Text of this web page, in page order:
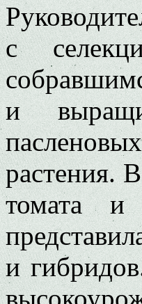
с
и
растения.
томата и
и